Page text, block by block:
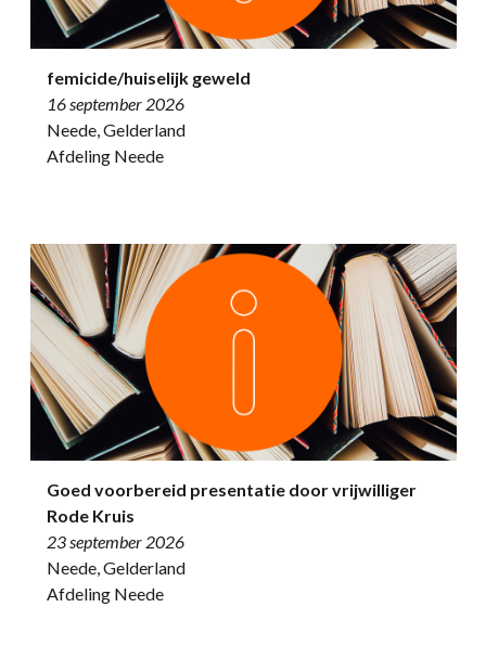
femicide/huiselijk geweld
16 september 2026
Neede, Gelderland
Afdeling Neede
Goed voorbereid presentatie door vrijwilliger
Rode Kruis
23 september 2026
Neede, Gelderland
Afdeling Neede